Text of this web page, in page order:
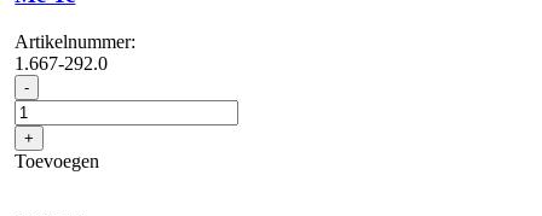
Artikelnummer:
1.667-292.0
- NT
75/2
Ap
Me
Tc
+
Toevoegen